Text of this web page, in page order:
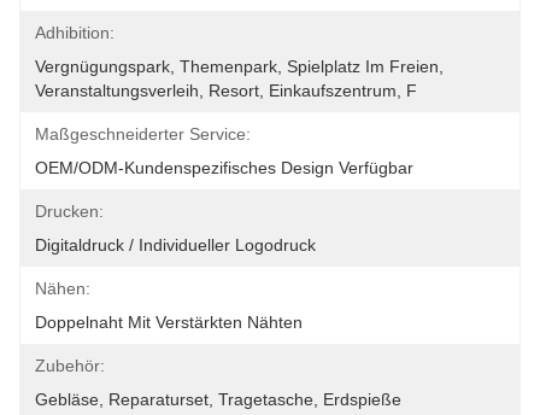
Adhibition:
Vergnügungspark, Themenpark, Spielplatz Im Freien,
Veranstaltungsverleih, Resort, Einkaufszentrum, F
Maßgeschneiderter Service:
OEM/ODM-Kundenspezifisches Design Verfügbar
Drucken:
Digitaldruck / Individueller Logodruck
Nähen:
Doppelnaht Mit Verstärkten Nähten
Zubehör:
Gebläse, Reparaturset, Tragetasche, Erdspieße